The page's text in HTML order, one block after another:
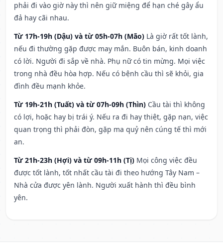
phải đi vào giờ này thì nên giữ miệng để hạn ché gây ẩu
đả hay cãi nhau.
Từ 17h-19h (Dậu) và từ 05h-07h (Mão) Là giờ rất tốt lành,
nếu đi thường gặp được may mắn. Buôn bán, kinh doanh
có lời. Người đi sắp về nhà. Phụ nữ có tin mừng. Mọi việc
trong nhà đều hòa hợp. Nếu có bệnh cầu thì sẽ khỏi, gia
đình đều mạnh khỏe.
Từ 19h-21h (Tuất) và từ 07h-09h (Thìn) Cầu tài thì không
có lợi, hoặc hay bị trái ý. Nếu ra đi hay thiệt, gặp nạn, việc
quan trọng thì phải đòn, gặp ma quỷ nên cúng tế thì mới
an.
Từ 21h-23h (Hợi) và từ 09h-11h (Tị) Mọi công việc đều
được tốt lành, tốt nhất cầu tài đi theo hướng Tây Nam –
Nhà cửa được yên lành. Người xuất hành thì đều bình
yên.